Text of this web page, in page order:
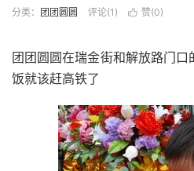
分类： 团团圆圆 评论(1)  赞(0)
团团圆圆在瑞金街和解放路门
饭就该赶高铁了